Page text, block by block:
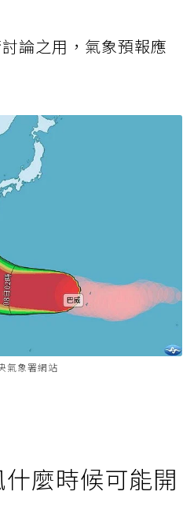
論之用，氣象預報應
氣象署網站
麼時候可能開